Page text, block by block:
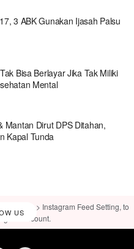
3 ABK Gunakan Ijasah Palsu
Bisa Berlayar Jika Tak Miliki
Mental
Mantan Dirut DPS Ditahan,
Kapal Tunda
US
& View > Instagram Feed Setting, to
account.